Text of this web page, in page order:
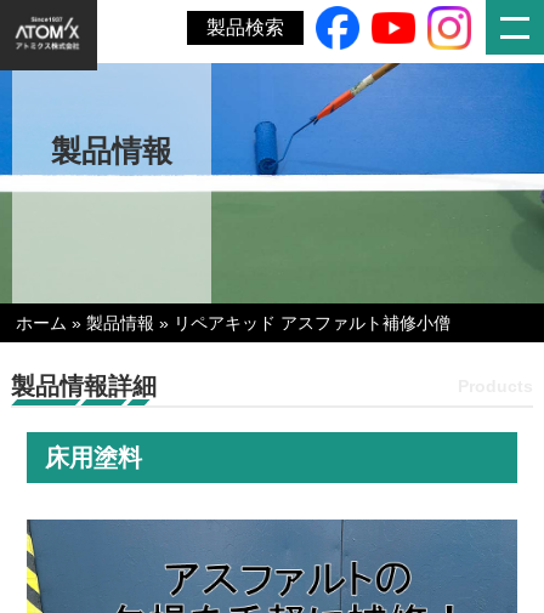
製品検索
製品情報
ホーム »製品情報 » リペアキッド アスファルト補修小僧
製品情報詳細
床用塗料